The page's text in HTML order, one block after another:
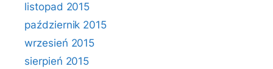
listopad 2015
październik 2015
wrzesień 2015
sierpień 2015